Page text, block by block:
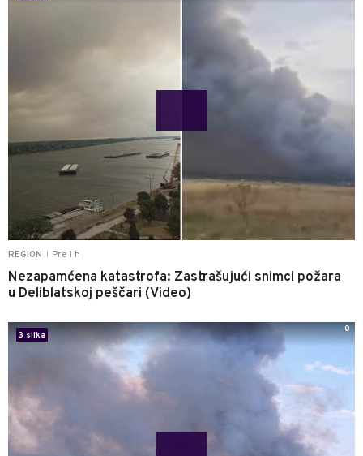
REGION Pre 1 h
Nezapamćena katastrofa: Zastrašujući snimci požara
u Deliblatskoj peščari (Video)
3 slika
0